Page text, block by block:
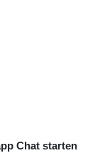
Chat starten